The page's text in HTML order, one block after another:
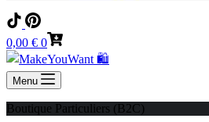
Panier
d’achat
0,00 € 0
Menu
Boutique Particuliers (B2C)